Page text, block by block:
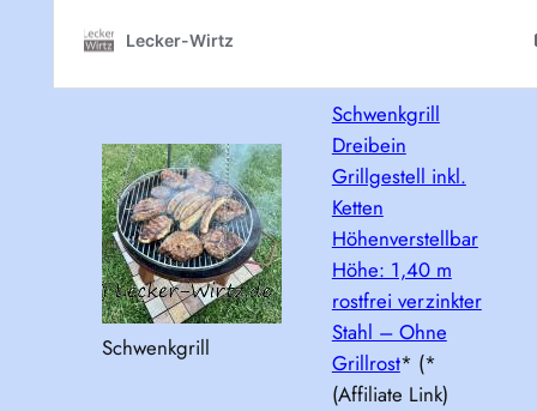
Schwenkgrill
Schwenkgrill
Dreibein
Grillgestell inkl.
Ketten
Höhenverstellbar
Höhe: 1,40 m
rostfrei verzinkter
Stahl – Ohne
Grillrost* (*
(Affiliate Link)